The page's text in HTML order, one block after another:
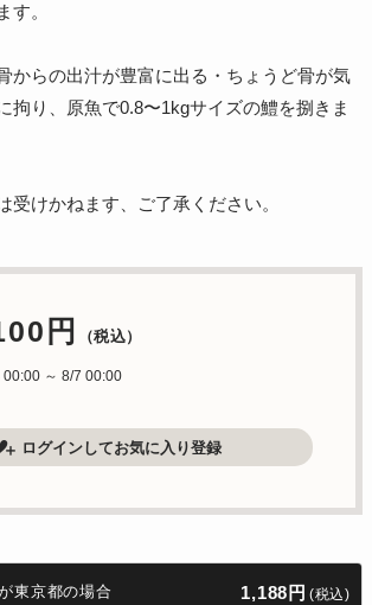
す。
からの出汁が豊富に出る・ちょうど骨が気
拘り、原魚で0.8〜1kgサイズの鱧を捌きま
けかねます、ご了承ください。
円 （税込）
～ 8/7 00:00
ログインしてお気に入り登録
東京都の場合 1,188円 (税込)